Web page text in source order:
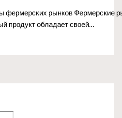
фермерских рынков Фермерские
продукт обладает своей…